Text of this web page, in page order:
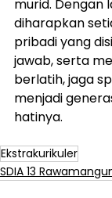
murid. Dengan
diharapkan
pribadi yang
jawab, serta
berlatih, jaga
menjadi
hatinya.
Ekstrakurikuler
SDIA 13